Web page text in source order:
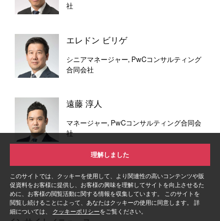
このサイトでは、クッキーを使用して、より関連性の高いコンテンツや販
促資料をお客様に提供し、お客様の興味を理解してサイトを向上させるた
めに、お客様の閲覧活動に関する情報を収集しています。 このサイトを
閲覧し続けることによって、あなたはクッキーの使用に同意します。 詳
細については、 クッキーポリシーをご覧ください。
理解しました
社
エレドン ビリゲ
シニアマネージャー, PwCコンサルティング
合同会社
遠藤 淳人
マネージャー, PwCコンサルティング合同会
社